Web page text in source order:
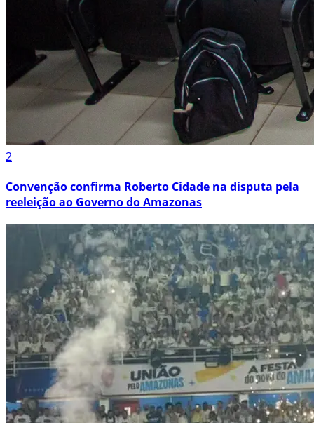
2
Convenção confirma Roberto Cidade na disputa pela
reeleição ao Governo do Amazonas